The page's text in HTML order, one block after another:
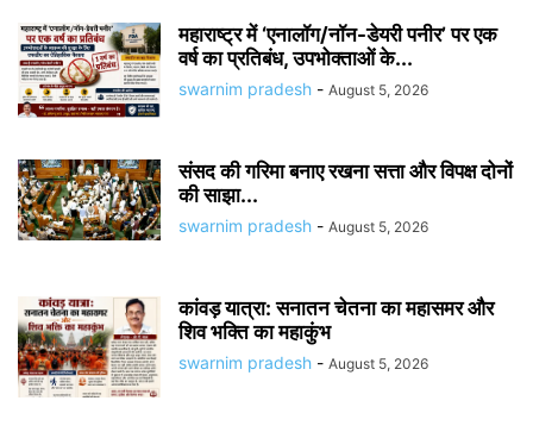
महाराष्ट्र में ‘एनालॉग/नॉन-डेयरी पनीर’ पर एक
वर्ष का प्रतिबंध, उपभोक्ताओं के...
swarnim pradesh - August 5, 2026
संसद की गरिमा बनाए रखना सत्ता और विपक्ष दोनों
की साझा...
swarnim pradesh - August 5, 2026
कांवड़ यात्रा: सनातन चेतना का महासमर और
शिव भक्ति का महाकुंभ
swarnim pradesh - August 5, 2026